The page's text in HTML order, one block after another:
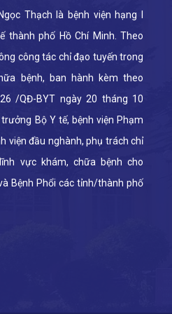
Thạch là bệnh viện hạng I
thành phố Hồ Chí Minh. Theo
công tác chỉ đạo tuyến trong
bệnh, ban hành kèm theo
/QĐ-BYT ngày 20 tháng 10
Bộ Y tế, bệnh viện Phạm
viện đầu nghành, phụ trách chỉ
vực khám, chữa bệnh cho
Bệnh Phổi các tỉnh/thành phố